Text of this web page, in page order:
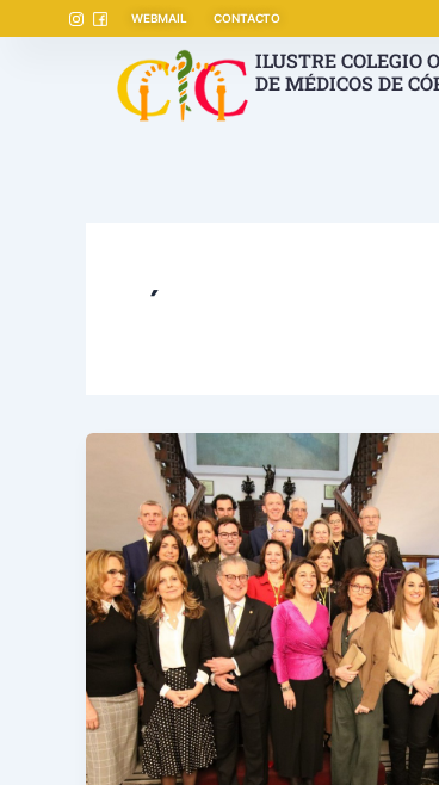
WEBMAIL CONTACTO
ILUSTRE COLEGIO
DE MÉDICOS DE
´